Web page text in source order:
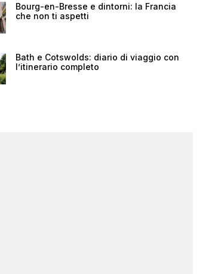
Bourg-en-Bresse e dintorni: la Francia
che non ti aspetti
Bath e Cotswolds: diario di viaggio con
l’itinerario completo